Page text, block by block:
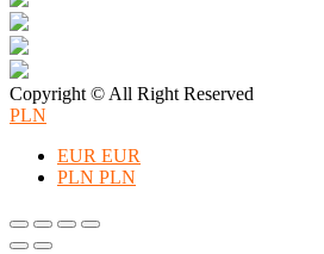
Copyright © All Right Reserved
PLN
EUR EUR
PLN PLN